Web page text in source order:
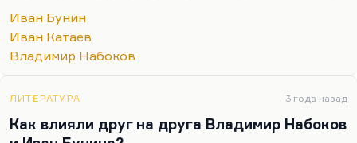
это уже поздняя вещь),— это упоительная,
безумная такая, революционная утопия молодых
поэтов, хотя изнанку этой утопии с пугающей
«Уже написан Вертер». Для Бунина — это
действительно антиутопия, это триумф
Иван Бунин
Иван Катаев
Владимир Набоков
ЛИТЕРАТУРА 3 года назад
Как влияли друг на друга Владимир Набоков